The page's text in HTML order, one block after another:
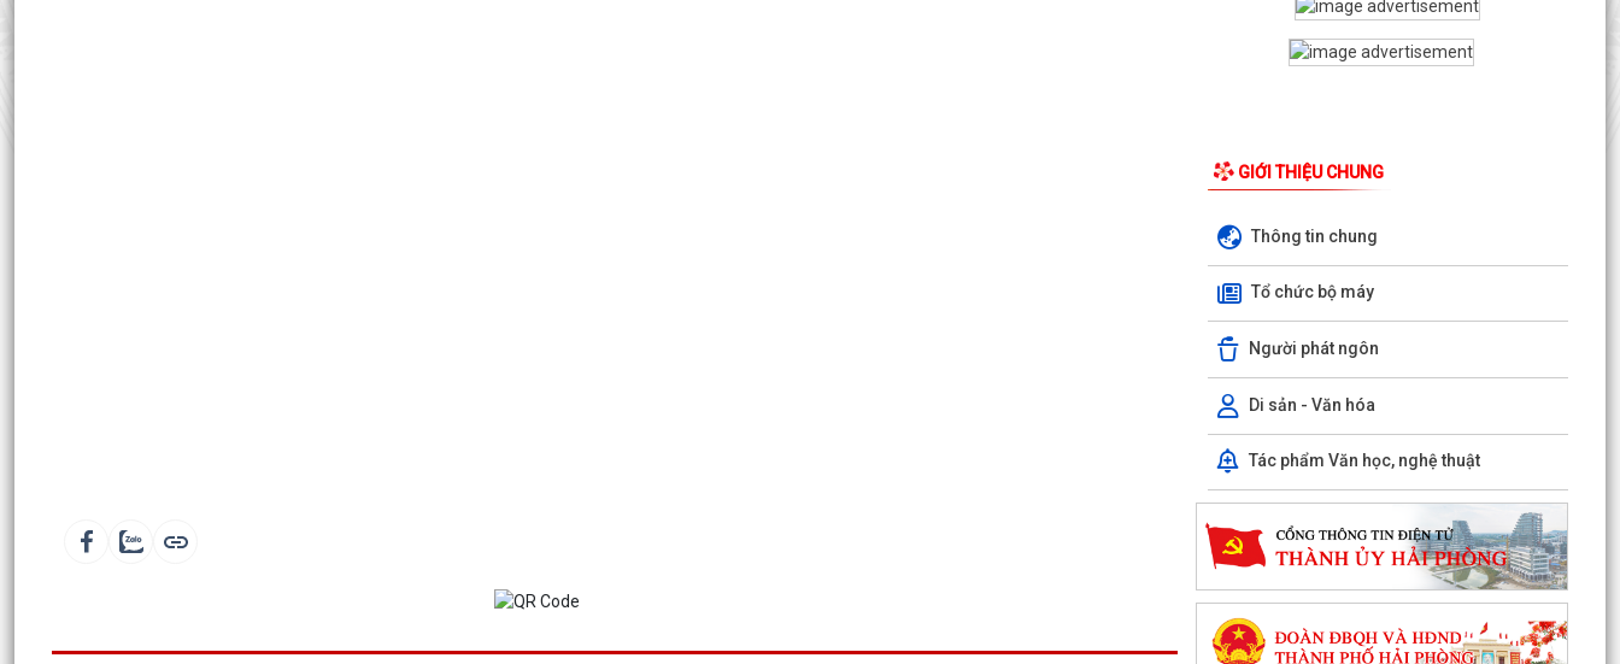
GIỚI THIỆU CHUNG
Thông tin chung
Tổ chức bộ máy
Người phát ngôn
Di sản - Văn hóa
Tác phẩm Văn học, nghệ thuật
PHƯỜNG CHU VĂN AN TỔ CHỨC HỘI NGHỊ BỒI
DƯỠNG, TẬP HUẤN LÝ LUẬN CHÍNH TRỊ HÈ NĂM
2026
Phường Chu Văn An tập huấn nghiệp vụ bảo vệ
nền tảng tư tưởng của Đảng